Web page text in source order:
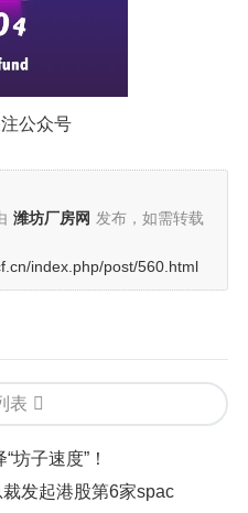
公众号
潍坊厂房网 发布，如需转载
index.php/post/560.html
表
坊子速度”！
发起港股第6家spac